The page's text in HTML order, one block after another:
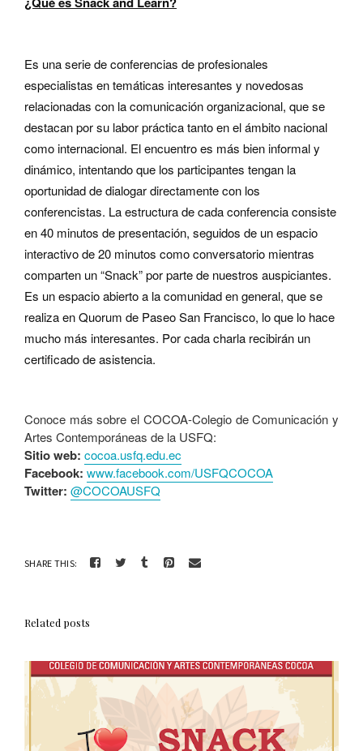
Es una serie de conferencias de profesionales
especialistas en temáticas interesantes y novedosas
relacionadas con la comunicación organizacional, que se
destacan por su labor práctica tanto en el ámbito nacional
como internacional. El encuentro es más bien informal y
dinámico, intentando que los participantes tengan la
oportunidad de dialogar directamente con los
conferencistas. La estructura de cada conferencia consiste
en 40 minutos de presentación, seguidos de un espacio
interactivo de 20 minutos como conversatorio mientras
comparten un “Snack” por parte de nuestros auspiciantes.
Es un espacio abierto a la comunidad en general, que se
realiza en Quorum de Paseo San Francisco, lo que lo hace
mucho más interesantes. Por cada charla recibirán un
certificado de asistencia.
Conoce más sobre el COCOA-Colegio de Comunicación y
Artes Contemporáneas de la USFQ:
Sitio web: cocoa.usfq.edu.ec
Facebook: www.facebook.com/USFQCOCOA
Twitter: @COCOAUSFQ
SHARE THIS:
Related posts